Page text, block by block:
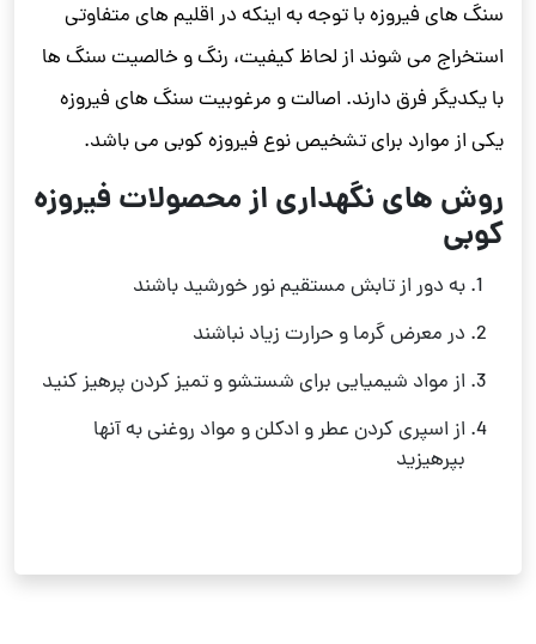
سنگ های فیروزه با توجه به اینکه در اقلیم های متفاوتی
استخراج می شوند از لحاظ کیفیت، رنگ و خالصیت سنگ ها
با یکدیگر فرق دارند. اصالت و مرغوبیت سنگ های فیروزه
یکی از موارد برای تشخیص نوع فیروزه کوبی می باشد.
روش های نگهداری از محصولات فیروزه
کوبی
به دور از تابش مستقیم نور خورشید باشند
در معرض گرما و حرارت زیاد نباشند
از مواد شیمیایی برای شستشو و تمیز کردن پرهیز کنید
از اسپری کردن عطر و ادکلن و مواد روغنی به آنها
بپرهیزید